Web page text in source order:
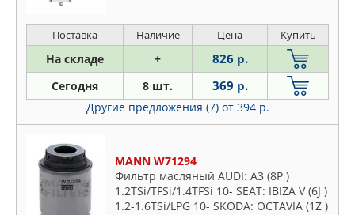
Поставка Наличие Цена Купить
На складе + 826 р.
Сегодня 8 шт. 369 р.
Другие предложения (7) от 394 р.
MANN W71294
Фильтр масляный AUDI: A3 (8P )
1.2TSi/TFSi/1.4TFSi 10- SEAT: IBIZA V (6J )
1.2-1.6TSi/LPG 10- SKODA: OCTAVIA (1Z )